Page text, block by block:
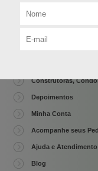
Construtoras,
Depoimentos
Minha Conta
Acompanhe seus
Ajuda e Atendimento
Blog